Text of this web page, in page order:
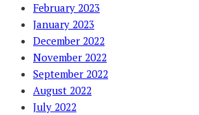
February 2023
January 2023
December 2022
November 2022
September 2022
August 2022
July 2022